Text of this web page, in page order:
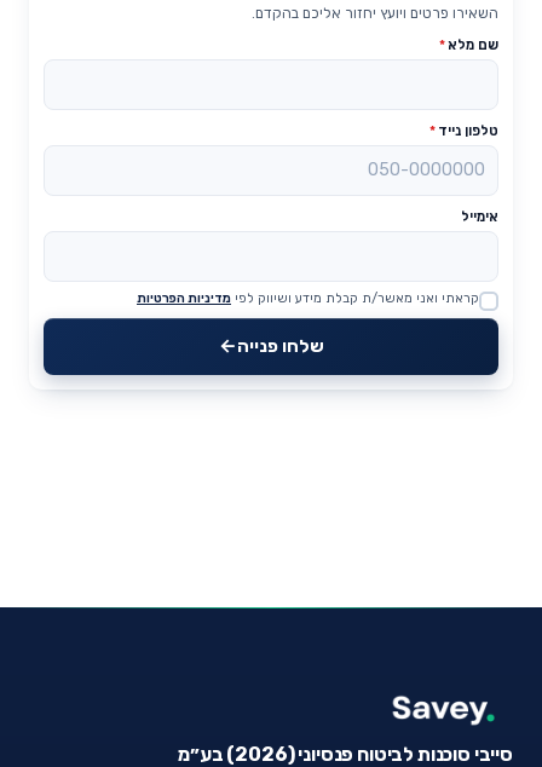
השאירו פרטים ויועץ יחזור אליכם בהקדם.
שם מלא*
טלפון נייד *
אימייל
Website
קראתי ואני מאשר/ת קבלת מידע ושיווק לפי מדיניות הפרטיות
שלחו פנייה
סייבי סוכנות לביטוח פנסיוני (2026) בע״מ